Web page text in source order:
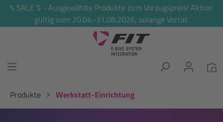
springen
% SALE % - Ausgewählte Produkte zum Vorzugspreis! Aktion
gültig vom 20.04.-31.08.2026, solange Vorrat.
Produkte Werkstatt-Einrichtung